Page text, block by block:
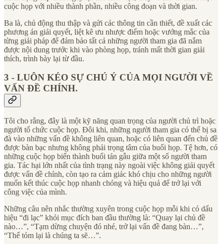
cuộc họp với nhiều thành phần, nhiều công đoạn và thời gian.
Ba là, chủ động thu thập và gửi các thông tin cần thiết, đề xuất các
phương án giải quyết, liệt kê ưu nhược điểm hoặc vướng mắc của
từng giải pháp để đảm bảo tất cả những người tham gia đã nắm
được nội dung trước khi vào phòng họp, tránh mất thời gian giải
thích, trình bày lại từ đầu.
3 - LUÔN KÉO SỰ CHÚ Ý CỦA MỌI NGƯỜI VỀ
VẤN ĐỀ CHÍNH.
Tôi cho rằng, đây là một kỹ năng quan trọng của người chủ trì hoặc
người tổ chức cuộc họp. Đôi khi, những người tham gia có thể bị sa
đà vào những vấn đề không liên quan, hoặc có liên quan đến chủ đề
được bàn bạc nhưng không phải trọng tâm của buổi họp. Tệ hơn, có
những cuộc họp biến thành buổi tán gẫu giữa một số người tham
gia. Tác hại lớn nhất của tình trạng này ngoài việc không giải quyết
được vấn đề chính, còn tạo ra cảm giác khó chịu cho những người
muốn kết thúc cuộc họp nhanh chóng và hiệu quả để trở lại với
công việc của mình.
Những câu nên nhắc thường xuyên trong cuộc họp mỗi khi có dấu
hiệu “đi lạc” khỏi mục đích ban đầu thường là: “Quay lại chủ đề
nào…”, “Tạm dừng chuyện đó nhé, trở lại vấn đề đang bàn…”,
“Thế tóm lại là chúng ta sẽ…”.